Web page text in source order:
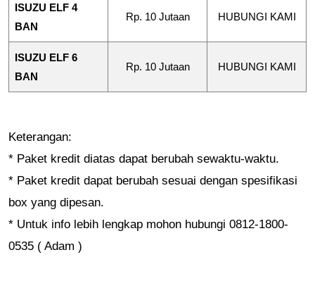
ISUZU ELF 4
BAN
Rp. 10 Jutaan HUBUNGI KAMI
ISUZU ELF 6
BAN
Rp. 10 Jutaan HUBUNGI KAMI
Keterangan:
* Paket kredit diatas dapat berubah sewaktu-waktu.
* Paket kredit dapat berubah sesuai dengan spesifikasi
box yang dipesan.
* Untuk info lebih lengkap mohon hubungi 0812-1800-
0535 ( Adam )